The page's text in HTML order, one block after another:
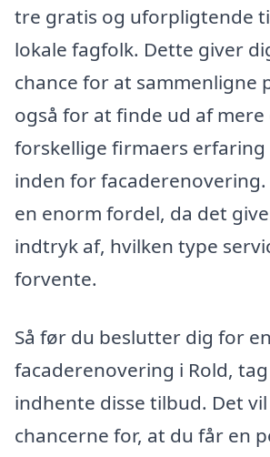
tre gratis og uforpligtende
lokale fagfolk. Dette giver
chance for at sammenligne
også for at finde ud af mere
forskellige firmaers erfaring
inden for
en enorm fordel, da det
indtryk af, hvilken type
forvente.
Så før du beslutter dig for
facaderenovering i Rold,
indhente disse tilbud. Det
chancerne for, at du får en